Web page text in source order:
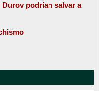
podrían salvar a